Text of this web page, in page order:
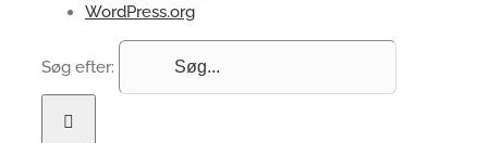
WordPress.org
Søg efter: